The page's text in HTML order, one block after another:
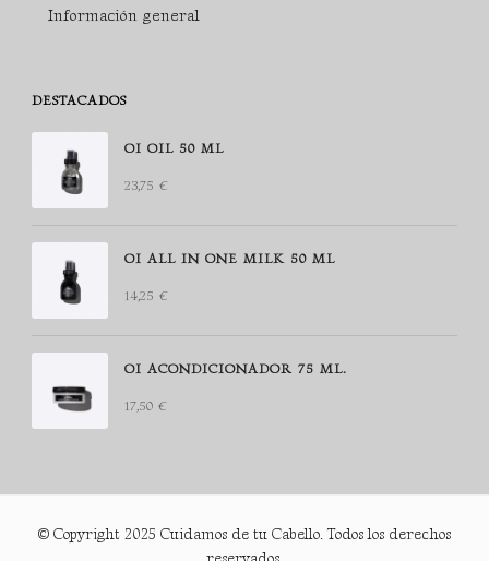
Información general
DESTACADOS
OI OIL 50 ML
23,75 €
OI ALL IN ONE MILK 50 ML
14,25 €
OI ACONDICIONADOR 75 ML.
17,50 €
© Copyright 2025 Cuidamos de tu Cabello. Todos los derechos